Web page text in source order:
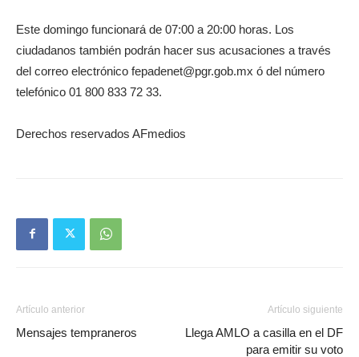
Este domingo funcionará de 07:00 a 20:00 horas. Los
ciudadanos también podrán hacer sus acusaciones a través
del correo electrónico fepadenet@pgr.gob.mx ó del número
telefónico 01 800 833 72 33.
Derechos reservados AFmedios
Artículo anterior
Mensajes tempraneros
Artículo siguiente
Llega AMLO a casilla en el DF
para emitir su voto